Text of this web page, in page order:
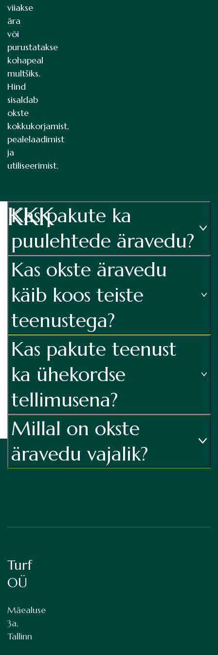
viiakse
ära
või
purustatakse
kohapeal
multšiks.
Hind
sisaldab
okste
kokkukorjamist,
pealelaadimist
ja
utiliseerimist.
Okste
äraveo
hind
1
h
–
al.
25€
T
e
ll
i
KKK
Kas pakute ka
puulehtede äravedu?
Kas okste äravedu
käib koos teiste
teenustega?
Kas pakute teenust
ka ühekordse
tellimusena?
Millal on okste
äravedu vajalik?
Turf
OÜ
Mäealuse
3a,
Tallinn